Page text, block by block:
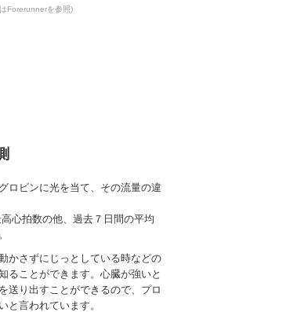
Forerunnerを参照)
ロビンに光を当て、その流量の違
心拍数の他、過去７日間の平均
かさずにじっとしている時などの
ることができます。心臓が強いと
送り出すことができるので、プロ
と言われています。